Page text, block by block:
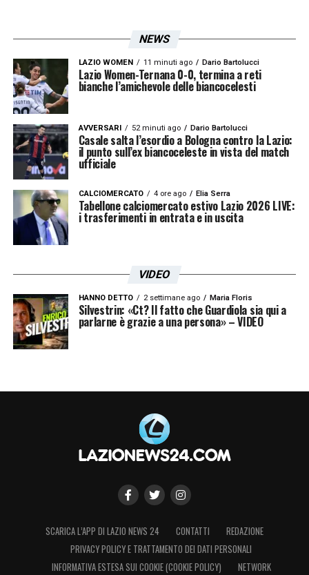
NEWS
LAZIO WOMEN 11 minuti ago Dario Bartolucci
Lazio Women-Ternana 0-0, termina a reti
bianche l’amichevole delle biancocelesti
AVVERSARI 52 minuti ago Dario Bartolucci
Casale salta l’esordio a Bologna contro la Lazio:
il punto sull’ex biancoceleste in vista del match
ufficiale
CALCIOMERCATO 4 ore ago Elia Serra
Tabellone calciomercato estivo Lazio 2026 LIVE:
i trasferimenti in entrata e in uscita
VIDEO
HANNO DETTO 2 settimane ago Maria Floris
Silvestrin: «Ct? Il fatto che Guardiola sia qui a
parlarne è grazie a una persona» – VIDEO
SCARICA L’APP DI LAZIO NEWS 24 CONTATTI
REDAZIONE
PRIVACY POLICY E TRATTAMENTO DEI DATI PERSONALI
INFORMATIVA ESTESA SUI COOKIE (COOKIE POLICY)
NETWORK